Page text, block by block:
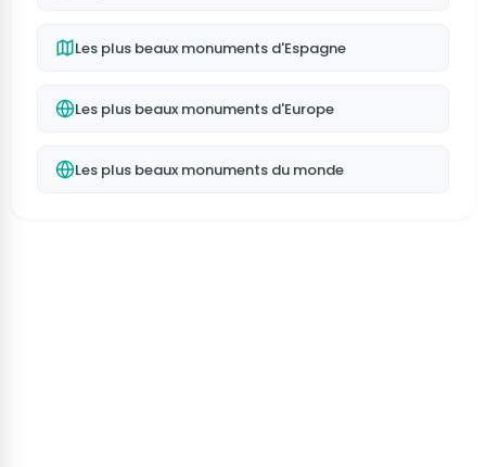
Les plus beaux monuments d'Espagne
Les plus beaux monuments d'Europe
Les plus beaux monuments du monde